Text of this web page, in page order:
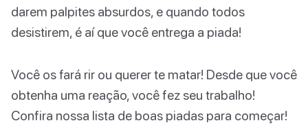
darem palpites absurdos, e quando todos
desistirem, é aí que você entrega a piada!
Você os fará rir ou querer te matar! Desde que você
obtenha uma reação, você fez seu trabalho!
Confira nossa lista de boas piadas para começar!